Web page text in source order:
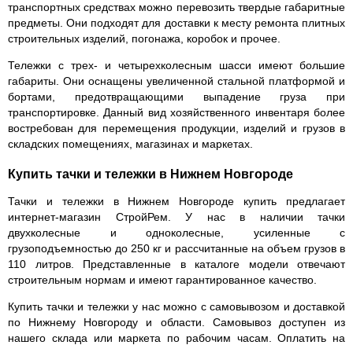
транспортных средствах можно перевозить твердые габаритные
предметы. Они подходят для доставки к месту ремонта плитных
строительных изделий, погонажа, коробок и прочее.
Тележки с трех- и четырехколесным шасси имеют большие
габариты. Они оснащены увеличенной стальной платформой и
бортами, предотвращающими выпадение груза при
транспортировке. Данный вид хозяйственного инвентаря более
востребован для перемещения продукции, изделий и грузов в
складских помещениях, магазинах и маркетах.
Купить тачки и тележки в Нижнем Новгороде
Тачки и тележки в Нижнем Новгороде купить предлагает
интернет-магазин СтройРем. У нас в наличии тачки
двухколесные и одноколесные, усиленные с
грузоподъемностью до 250 кг и рассчитанные на объем грузов в
110 литров. Представленные в каталоге модели отвечают
строительным нормам и имеют гарантированное качество.
Купить тачки и тележки у нас можно с самовывозом и доставкой
по Нижнему Новгороду и области. Самовывоз доступен из
нашего склада или маркета по рабочим часам. Оплатить на